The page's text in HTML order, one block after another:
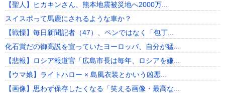
【聖人】ヒカキンさん、熊本地震被災地へ2000万...
スイスポって馬鹿にされるような車か？
【戦慄】毎日新聞記者（47）、ペンではなく「包丁...
化石賞だの御高説を宣っていたヨーロッパ、自分が猛...
【悲報】ロシア報道官「広島市長は毎年、ロシアを嫌...
【ウマ娘】ライトハロー × 島風衣装とかいう凶悪...
【画像】思わず保存したくなる「笑える画像・最高な...